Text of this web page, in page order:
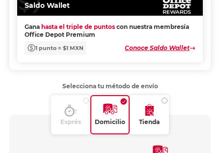
Saldo Wallet
Gana hasta el triple de puntos con nuestra membresía
Office Depot Premium
1 punto = $1 MXN Conoce Saldo Wallet
Selecciona tu método de envío
Exprés Domicilio Tienda